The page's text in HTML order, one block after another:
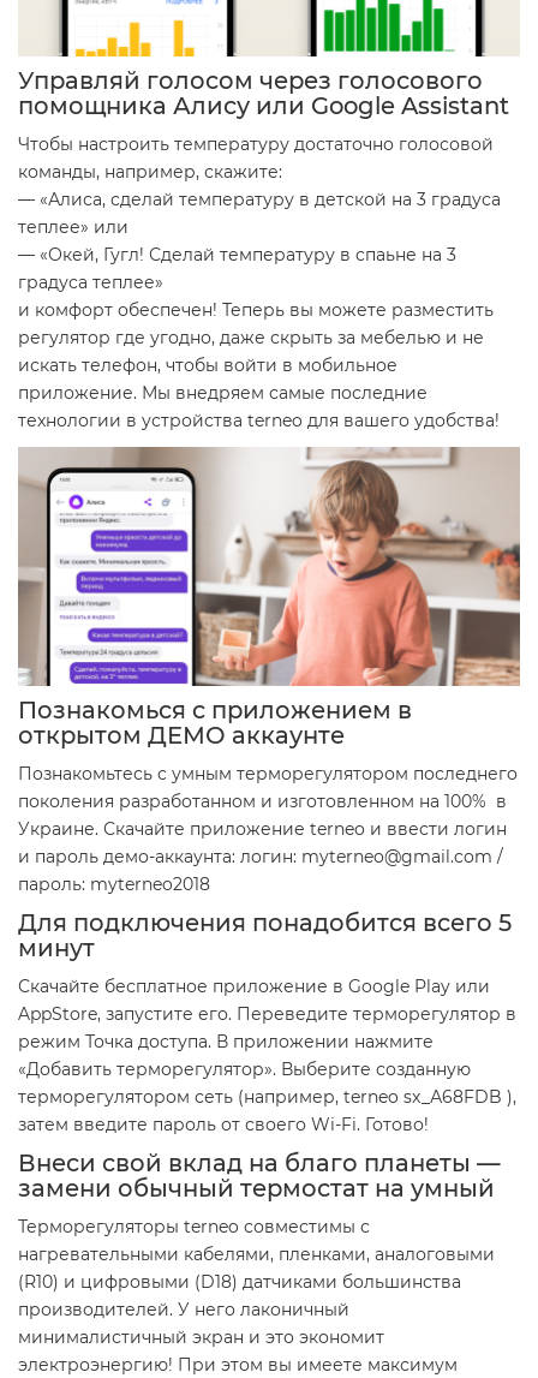
Управляй голосом через голосового
помощника Алису или Google Assistant
Чтобы настроить температуру достаточно голосовой
команды, например, скажите:
— «Алиса, сделай температуру в детской на 3 градуса
теплее» или
— «Окей, Гугл! Сделай температуру в спаьне на 3
градуса теплее»
и комфорт обеспечен! Теперь вы можете разместить
регулятор где угодно, даже скрыть за мебелью и не
искать телефон, чтобы войти в мобильное
приложение. Мы внедряем самые последние
технологии в устройства terneo для вашего удобства!
Познакомься с приложением в
открытом ДЕМО аккаунте
Познакомьтесь с умным терморегулятором последнего
поколения разработанном и изготовленном на 100% в
Украине. Скачайте приложение terneo и ввести логин
и пароль демо-аккаунта: логин: myterneo@gmail.com /
пароль: myterneo2018
Для подключения понадобится всего 5
минут
Скачайте бесплатное приложение в Google Play или
AppStore, запустите его. Переведите терморегулятор в
режим Точка доступа. В приложении нажмите
«Добавить терморегулятор». Выберите созданную
терморегулятором сеть (например, terneo sx_А68FDB ),
затем введите пароль от своего Wi-Fi. Готово!
Внеси свой вклад на благо планеты —
замени обычный термостат на умный
Терморегуляторы terneo совместимы с
нагревательными кабелями, пленками, аналоговыми
(R10) и цифровыми (D18) датчиками большинства
производителей. У него лаконичный
минималистичный экран и это экономит
электроэнергию! При этом вы имеете максимум